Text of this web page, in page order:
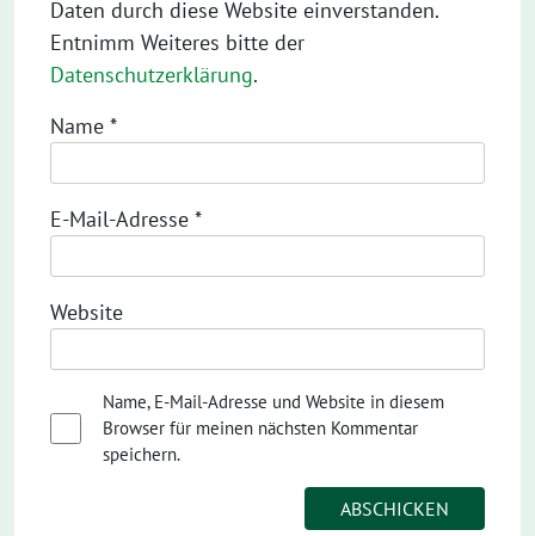
Daten durch diese Website einverstanden.
Entnimm Weiteres bitte der
Datenschutzerklärung.
Name *
E-Mail-Adresse *
Website
Name, E-Mail-Adresse und Website in diesem
Browser für meinen nächsten Kommentar
speichern.